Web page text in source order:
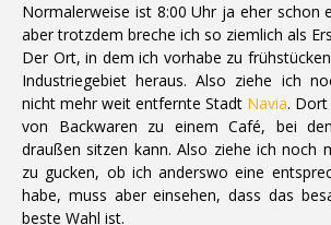
Normalerweise ist 8:00 Uhr ja eher schon
aber trotzdem breche ich so ziemlich als
Der Ort, in dem ich vorhabe zu
Industriegebiet heraus. Also ziehe ich
nicht mehr weit entfernte Stadt Navia.
von Backwaren zu einem Café, bei
draußen sitzen kann. Also ziehe ich noch
zu gucken, ob ich anderswo eine
habe, muss aber einsehen, dass das
beste Wahl ist.